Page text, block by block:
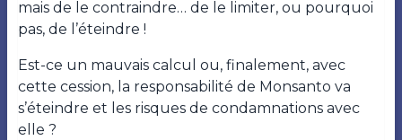
mais de le contraindre… de le limiter, ou pourquoi
pas, de l’éteindre !
Est-ce un mauvais calcul ou, finalement, avec
cette cession, la responsabilité de Monsanto va
s’éteindre et les risques de condamnations avec
elle ?